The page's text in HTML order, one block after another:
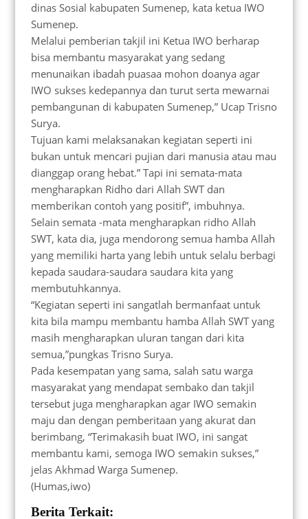
dinas Sosial kabupaten Sumenep, kata ketua IWO
Sumenep.
Melalui pemberian takjil ini Ketua IWO berharap
bisa membantu masyarakat yang sedang
menunaikan ibadah puasaa mohon doanya agar
IWO sukses kedepannya dan turut serta mewarnai
pembangunan di kabupaten Sumenep,” Ucap Trisno
Surya.
Tujuan kami melaksanakan kegiatan seperti ini
bukan untuk mencari pujian dari manusia atau mau
dianggap orang hebat.” Tapi ini semata-mata
mengharapkan Ridho dari Allah SWT dan
memberikan contoh yang positif”, imbuhnya.
Selain semata -mata mengharapkan ridho Allah
SWT, kata dia, juga mendorong semua hamba Allah
yang memiliki harta yang lebih untuk selalu berbagi
kepada saudara-saudara saudara kita yang
membutuhkannya.
“Kegiatan seperti ini sangatlah bermanfaat untuk
kita bila mampu membantu hamba Allah SWT yang
masih mengharapkan uluran tangan dari kita
semua,”pungkas Trisno Surya.
Pada kesempatan yang sama, salah satu warga
masyarakat yang mendapat sembako dan takjil
tersebut juga mengharapkan agar IWO semakin
maju dan dengan pemberitaan yang akurat dan
berimbang, “Terimakasih buat IWO, ini sangat
membantu kami, semoga IWO semakin sukses,”
jelas Akhmad Warga Sumenep.
(Humas,iwo)
Berita Terkait: